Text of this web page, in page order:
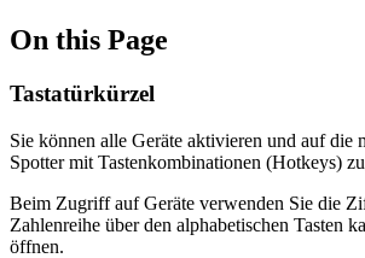
On this Page
Tastatürkürzel
Sie können alle Geräte aktivieren und auf die
Spotter mit Tastenkombinationen (Hotkeys)
Beim Zugriff auf Geräte verwenden Sie die
Zahlenreihe über den alphabetischen Tasten
öffnen.